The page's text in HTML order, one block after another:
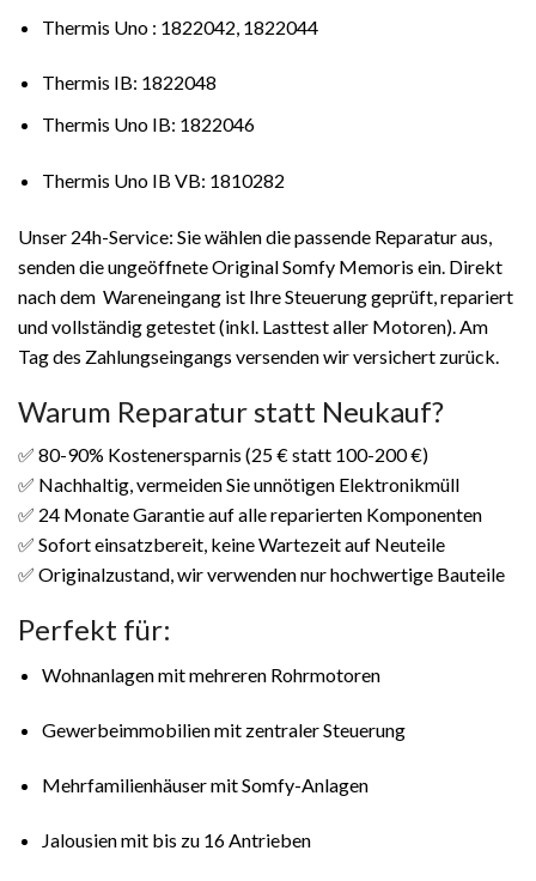
Thermis Uno : 1822042, 1822044
Thermis IB: 1822048
Thermis Uno IB: 1822046
Thermis Uno IB VB: 1810282
Unser 24h-Service: Sie wählen die passende Reparatur aus,
senden die ungeöffnete Original Somfy Memoris ein. Direkt
nach dem Wareneingang ist Ihre Steuerung geprüft, repariert
und vollständig getestet (inkl. Lasttest aller Motoren). Am
Tag des Zahlungseingangs versenden wir versichert zurück.
Warum Reparatur statt Neukauf?
✅ 80-90% Kostenersparnis (25 € statt 100-200 €)
✅ Nachhaltig, vermeiden Sie unnötigen Elektronikmüll
✅ 24 Monate Garantie auf alle reparierten Komponenten
✅ Sofort einsatzbereit, keine Wartezeit auf Neuteile
✅ Originalzustand, wir verwenden nur hochwertige Bauteile
Perfekt für:
Wohnanlagen mit mehreren Rohrmotoren
Gewerbeimmobilien mit zentraler Steuerung
Mehrfamilienhäuser mit Somfy-Anlagen
Jalousien mit bis zu 16 Antrieben